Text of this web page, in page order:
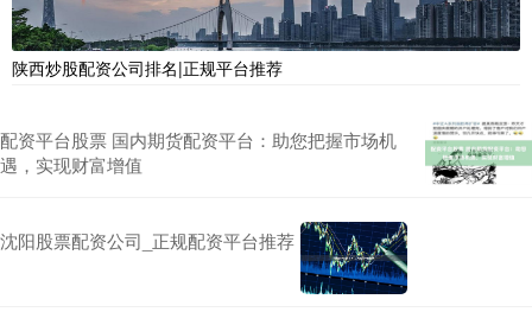
陕西炒股配资公司排名|正规平台推荐
配资平台股票 国内期货配资平台：助您把握市场机
遇，实现财富增值
沈阳股票配资公司_正规配资平台推荐